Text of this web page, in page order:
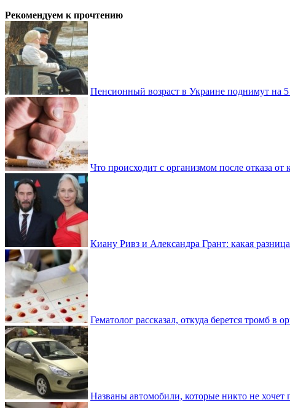
Рекомендуем к прочтению
Пенсионный возраст в Украине поднимут на 5
Что происходит с организмом после отказа от
Киану Ривз и Александра Грант: какая разница
Гематолог рассказал, откуда берется тромб в
Названы автомобили, которые никто не хочет